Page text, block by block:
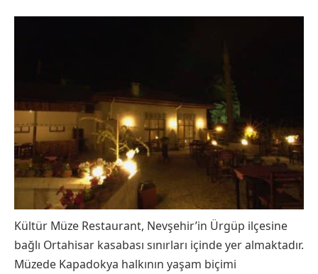
Kültür Müze Restaurant, Nevşehir’in Ürgüp ilçesine
bağlı Ortahisar kasabası sınırları içinde yer almaktadır.
Müzede Kapadokya halkının yaşam biçimi